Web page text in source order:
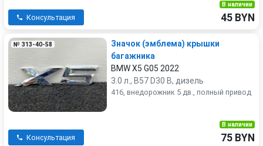
Консультация
В наличии
45 BYN
№ 313-40-58
Значок (эмблема) крышки
багажника
BMW X5 G05 2022
3.0 л., B57 D30 B, дизель
416, внедорожник 5 дв., полный привод
Консультация
В наличии
75 BYN